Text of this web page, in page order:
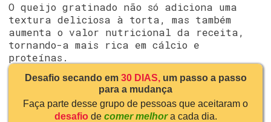
O queijo gratinado não só adiciona uma
textura deliciosa à torta, mas também
aumenta o valor nutricional da receita,
tornando-a mais rica em cálcio e
proteínas.
Desafio secando em 30 DIAS, um passo a passo
para a mudança
Faça parte desse grupo de pessoas que aceitaram o
desafio de comer melhora cada dia.